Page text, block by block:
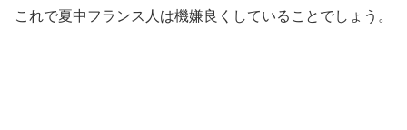
これで夏中フランス人は機嫌良くしていることでしょう。